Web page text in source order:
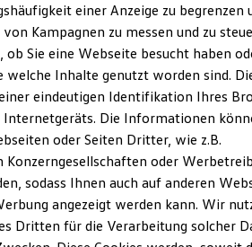
und Lebensdauer
Förderung
Konnektivität
Software 6
Versionen und Updates
Extras
zu Ihrem ID.
(Impressum & Rechtliches)
einer Anzeige zu begrenzen
Kampagnen zu messen und zu
ob Sie eine Webseite besucht haben
welche Inhalte genutzt worden sind.
eindeutigen Identifikation Ihres
Internetgeräts. Die Informationen
oder Seiten Dritter, wie z.B.
Konzerngesellschaften oder
sodass Ihnen auch auf anderen
angezeigt werden kann. Wir
Dritten für die Verarbeitung solcher